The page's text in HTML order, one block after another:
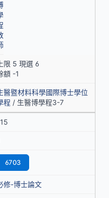
上限 5 現選 6
額 -1
醫暨材料科學國際博士學位
程 / 生醫博學程3-7
6703
修-博士論文